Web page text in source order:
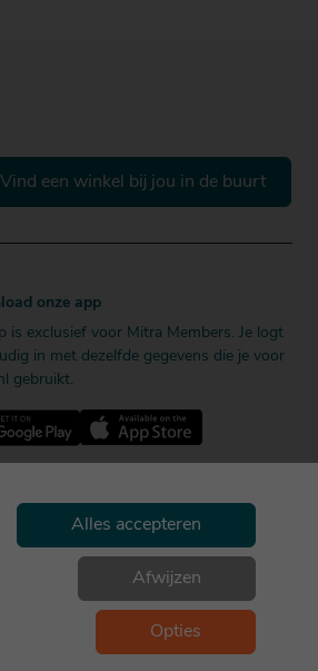
Vind een winkel bij jou in de buurt
onze app
is exclusief voor Mitra Members. Je logt
in met dezelfde gegevens die je voor
gebruikt.
Geen 18 geen alcohol
Alles accepteren
Afwijzen
Opties